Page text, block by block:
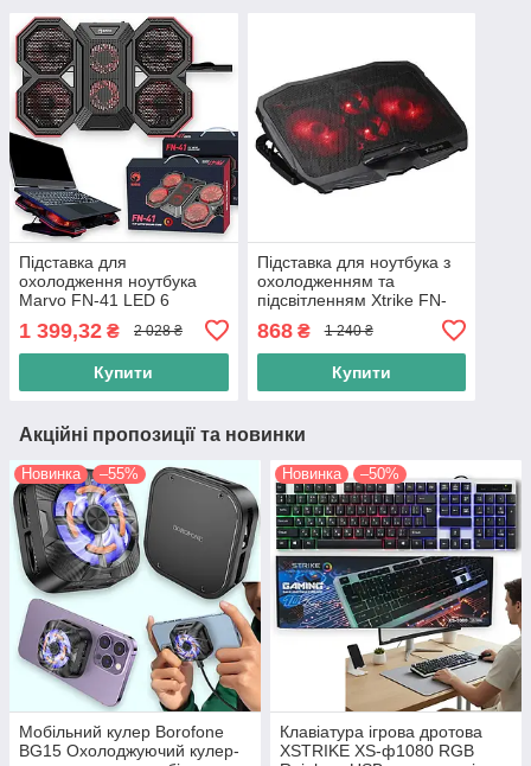
Підставка для
охолодження ноутбука
Marvo FN-41 LED 6
регулювання кута,
9"-17.3", чорна
1 399,32 ₴ 2 028 ₴
Купити
Підставка для ноутбука з
охолодженням та
підсвітленням Xtrike FN-
регулювання кута
868₴ 1 240 ₴
Купити
Акційні пропозиції та новинки
Новинка –55%
Мобільний кулер Borofone
BG15 Охолоджуючий кулер-
Новинка –50%
Клавіатура ігрова дротова
XSTRIKE XS-ф1080 RGB